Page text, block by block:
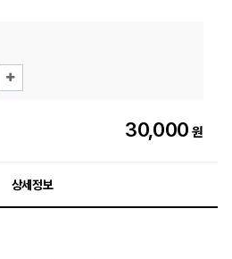
30,000 원
상세정보